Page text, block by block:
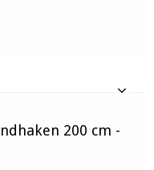
200 cm -